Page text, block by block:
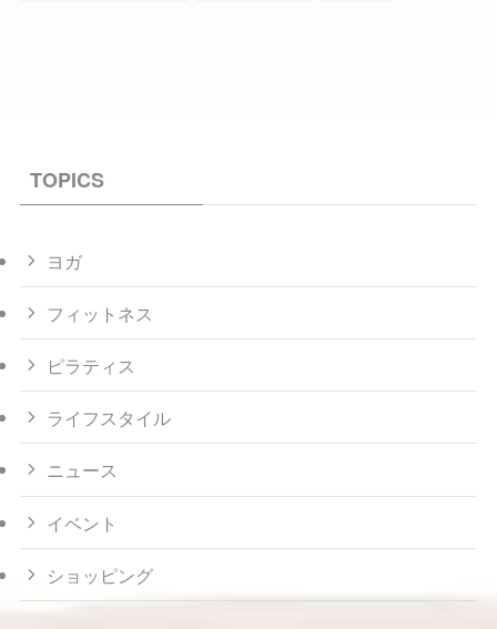
TOPICS
ヨガ
フィットネス
ピラティス
ライフスタイル
ニュース
イベント
ショッピング